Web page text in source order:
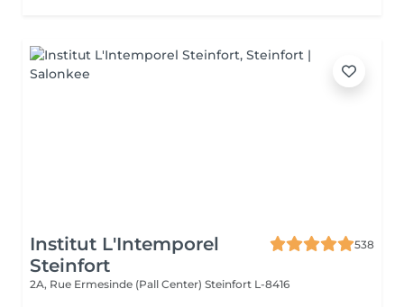
Institut L'Intemporel
Steinfort
538
2A, Rue Ermesinde (Pall Center) Steinfort L-8416